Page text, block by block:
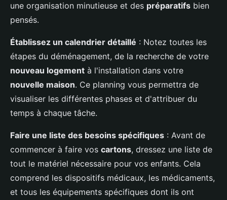
une organisation minutieuse et des préparatifs bien
pensés.
Établissez un calendrier détaillé : Notez toutes les
étapes du déménagement, de la recherche de votre
nouveau logement à l'installation dans votre
nouvelle maison. Ce planning vous permettra de
visualiser les différentes phases et d'attribuer du
temps à chaque tâche.
Faire une liste des besoins spécifiques : Avant de
commencer à faire vos cartons, dressez une liste de
tout le matériel nécessaire pour vos enfants. Cela
comprend les dispositifs médicaux, les médicaments,
et tous les équipements spécifiques dont ils ont